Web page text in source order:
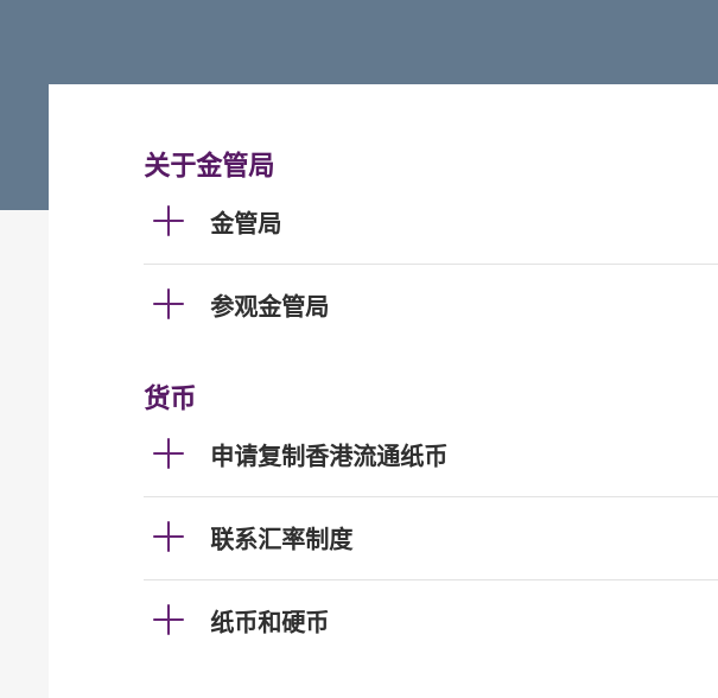
关于金管局
金管局
参观金管局
货币
申请复制香港流通纸币
联系汇率制度
纸币和硬币